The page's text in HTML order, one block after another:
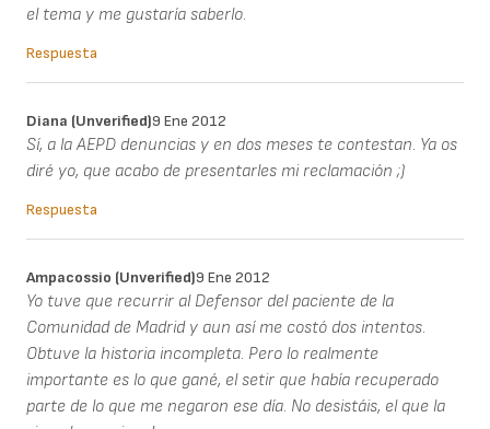
el tema y me gustaría saberlo.
Respuesta
Diana (unverified)9 Ene 2012
Sí, a la AEPD denuncias y en dos meses te contestan. Ya os
diré yo, que acabo de presentarles mi reclamación ;)
Respuesta
Ampacossio (unverified)9 Ene 2012
Yo tuve que recurrir al Defensor del paciente de la
Comunidad de Madrid y aun así me costó dos intentos.
Obtuve la historia incompleta. Pero lo realmente
importante es lo que gané, el setir que había recuperado
parte de lo que me negaron ese día. No desistáis, el que la